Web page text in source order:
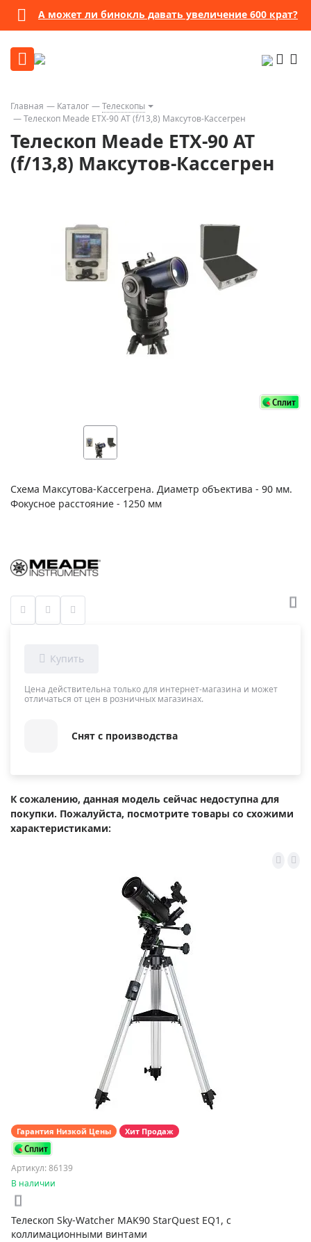
А может ли бинокль давать увеличение 600 крат?
Главная Каталог
Телескопы
Телескоп Meade ETX-90 AT (f/13,8) Максутов-Кассегрен
Телескоп Meade ETX-90 AT
(f/13,8) Максутов-Кассегрен
Схема Максутова-Кассегрена. Диаметр объектива - 90 мм.
Фокусное расстояние - 1250 мм
Цена действительна только для интернет-магазина и может
отличаться от цен в розничных магазинах.
Снят с производства
К сожалению, данная модель сейчас недоступна для
покупки. Пожалуйста, посмотрите товары со схожими
характеристиками:
Гарантия Низкой Цены Хит Продаж
Артикул: 86139
В наличии
Телескоп Sky-Watcher MAK90 StarQuest EQ1, с
коллимационными винтами